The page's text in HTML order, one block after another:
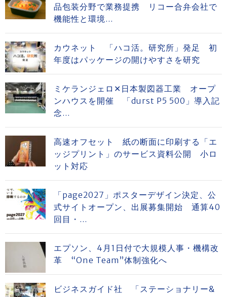
品包装分野で業務提携 リコー合弁会社で
機能性と環境...
カウネット 「ハコ活。研究所」発足 初
年度はパッケージの開けやすさを研究
ミケランジェロ✕日本製図器工業 オープ
ンハウスを開催 「durst P5 500」導入記
念...
高速オフセット 紙の断面に印刷する「エ
ッジプリント」のサービス資料公開 小ロ
ット対応
「page2027」ポスターデザイン決定、公
式サイトオープン、出展募集開始 通算40
回目・...
エプソン、4月1日付で大規模人事・機構改
革 “One Team”体制強化へ
ビジネスガイド社 「ステーショナリー&